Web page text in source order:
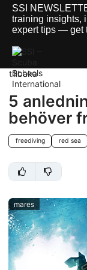
SSI
training insights,
expert tips — get
tillbaka
5
behöver
freediving red sea
mares